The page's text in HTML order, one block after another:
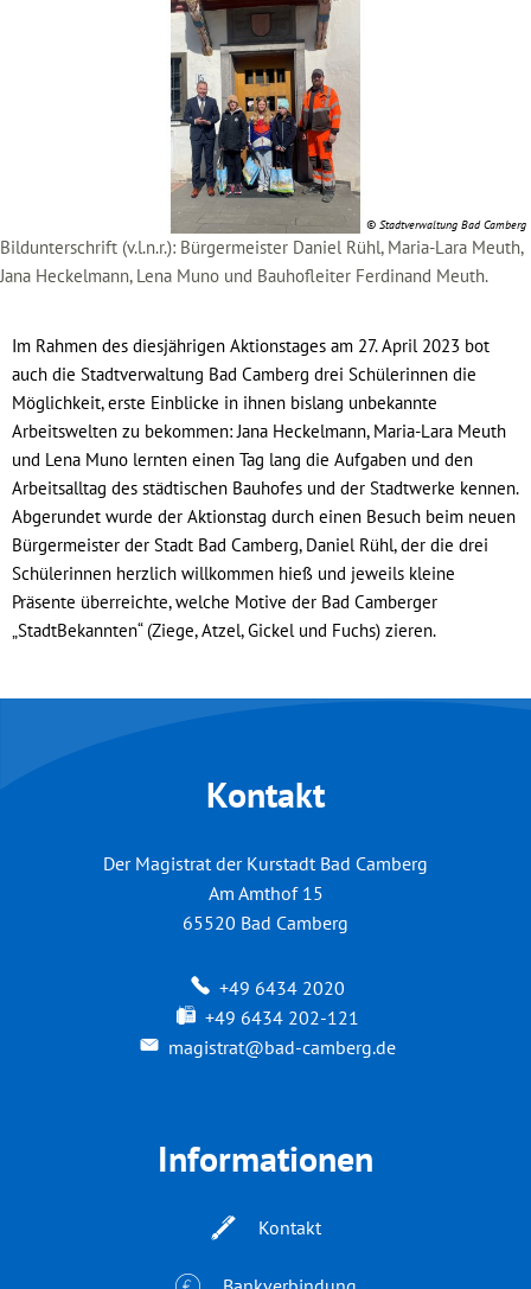
© Stadtverwaltung Bad Camberg
Bildunterschrift (v.l.n.r.): Bürgermeister Daniel Rühl, Maria-Lara Meuth,
Jana Heckelmann, Lena Muno und Bauhofleiter Ferdinand Meuth.
Im Rahmen des diesjährigen Aktionstages am 27. April 2023 bot
auch die Stadtverwaltung Bad Camberg drei Schülerinnen die
Möglichkeit, erste Einblicke in ihnen bislang unbekannte
Arbeitswelten zu bekommen: Jana Heckelmann, Maria-Lara Meuth
und Lena Muno lernten einen Tag lang die Aufgaben und den
Arbeitsalltag des städtischen Bauhofes und der Stadtwerke kennen.
Abgerundet wurde der Aktionstag durch einen Besuch beim neuen
Bürgermeister der Stadt Bad Camberg, Daniel Rühl, der die drei
Schülerinnen herzlich willkommen hieß und jeweils kleine
Präsente überreichte, welche Motive der Bad Camberger
„StadtBekannten“ (Ziege, Atzel, Gickel und Fuchs) zieren.
Kontakt
Der Magistrat der Kurstadt Bad Camberg
Am Amthof 15
65520 Bad Camberg
+49 6434 2020
+49 6434 202-121
magistrat@bad-camberg.de
Informationen
Kontakt